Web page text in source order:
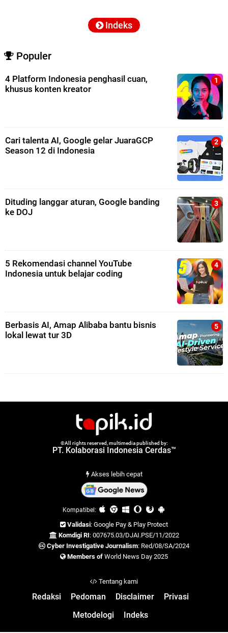
Indeks
Populer
4 Platform Indonesia penghasil cuan,
khusus konten kreator
Cari talenta AI, Google gelar JuaraGCP
Season 12 di Indonesia
Dituding langgar aturan, Google banding
ke DOJ
5 Rekomendasi channel YouTube
Indonesia untuk belajar coding
Berbasis AI, Amap Alibaba bantu bisnis
lokal lewat tur 3D
©All rights reserved, multimedia published by:
PT. Kolaborasi Indonesia Cerdas™
Akses lebih cepat
Kompatibel:
Validasi: Google Pay & Play Protect
Komdigi RI: 007675.03/DJAI.PSE/11/2022
Cyber Investigative Journalism: Red/08/SA/2024
Members of World News Day 2025
Tentang kami
Redaksi Pedoman Disclaimer
Privasi
Metodelogi
Indeks